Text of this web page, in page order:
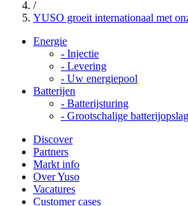
/
YUSO groeit internationaal met
Energie
- Injectie
- Levering
- Uw energiepool
Batterijen
- Batterijsturing
- Grootschalige batterijopslag
Discover
Partners
Markt info
Over Yuso
Vacatures
Customer cases